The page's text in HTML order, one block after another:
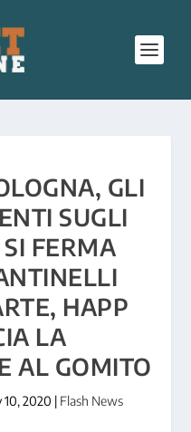
GLI
SUGLI
FERMA
HAPP
LA
AL GOMITO
10, 2020 | Flash News